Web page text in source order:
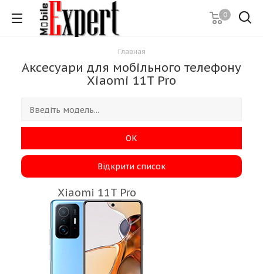
0
Главная
Аксесуари для мобільного телефону
Xiaomi 11T Pro
ОК
Відкрити список
Xiaomi 11T Pro